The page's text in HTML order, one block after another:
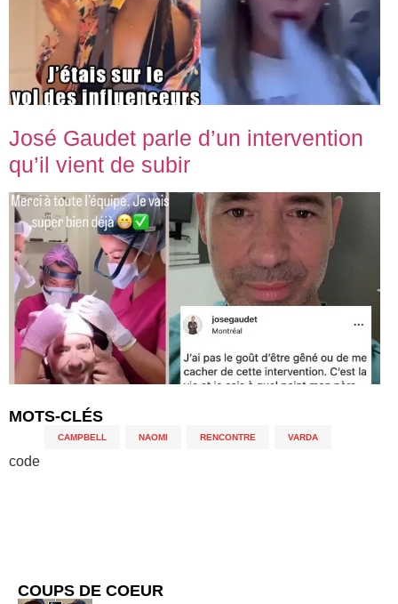
José Gaudet parle d’un intervention
qu’il vient de subir
MOTS-CLÉS
CAMPBELL NAOMI RENCONTRE VARDA
code
COUPS DE COEUR